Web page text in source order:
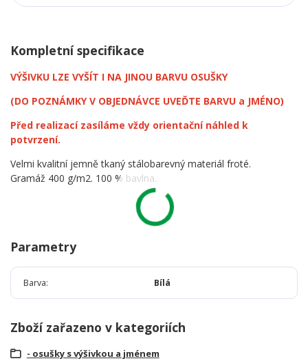
Kompletní specifikace
VÝŠIVKU LZE VYŠÍT I NA JINOU BARVU OSUŠKY
(DO POZNÁMKY V OBJEDNÁVCE UVEĎTE BARVU a JMÉNO)
Před realizací zasíláme vždy orientační náhled k
potvrzení.
Velmi kvalitní jemně tkaný stálobarevný materiál froté.
Gramáž 400 g/m2. 100 % bavlna.
Parametry
Barva Bílá
Zboží zařazeno v kategoriích
- osušky s výšivkou a jménem